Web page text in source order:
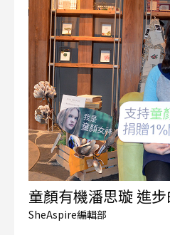
童顏有機潘思璇 進
SheAspire編輯部